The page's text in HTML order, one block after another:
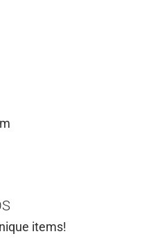
items!